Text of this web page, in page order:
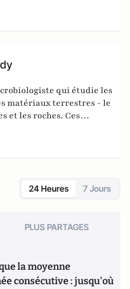
la lumière de leur
qui étudie les
matériaux terrestres - le
et les roches. Ces
génomes microbiens qui
de la Terre et de
24 Heures 7 Jours
PLUS PARTAGES
la moyenne
consécutive : jusqu'où